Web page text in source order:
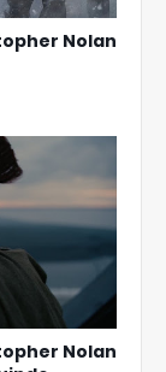
Nolan
Nolan